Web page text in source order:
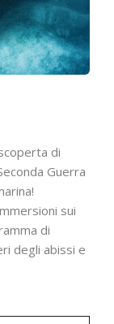
di
Guerra
sui
di
degli abissi e